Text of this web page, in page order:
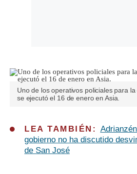
Uno de los operativos policiales para
se ejecutó el 16 de enero en Asia.
LEA TAMBIÉN:
gobierno no ha discutido
de San José